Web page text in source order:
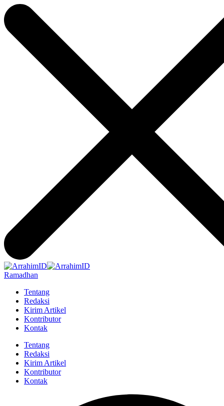
Ramadhan
Tentang
Redaksi
Kirim Artikel
Kontributor
Kontak
Tentang
Redaksi
Kirim Artikel
Kontributor
Kontak